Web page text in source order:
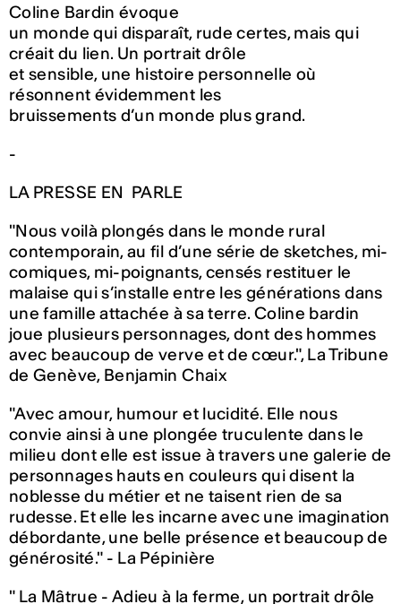
Coline Bardin évoque
un monde qui disparaît, rude certes, mais qui
créait du lien. Un portrait drôle
et sensible, une histoire personnelle où
résonnent évidemment les
bruissements d’un monde plus grand.
-
LA PRESSE EN PARLE
"Nous voilà plongés dans le monde rural
contemporain, au fil d’une série de sketches, mi-
comiques, mi-poignants, censés restituer le
malaise qui s’installe entre les générations dans
une famille attachée à sa terre. Coline bardin
joue plusieurs personnages, dont des hommes
avec beaucoup de verve et de cœur.", La Tribune
de Genève, Benjamin Chaix
"Avec amour, humour et lucidité. Elle nous
convie ainsi à une plongée truculente dans le
milieu dont elle est issue à travers une galerie de
personnages hauts en couleurs qui disent la
noblesse du métier et ne taisent rien de sa
rudesse. Et elle les incarne avec une imagination
débordante, une belle présence et beaucoup de
générosité." - La Pépinière
" La Mâtrue - Adieu à la ferme, un portrait drôle